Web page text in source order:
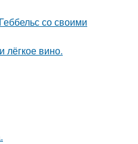
со своими
лёгкое вино.